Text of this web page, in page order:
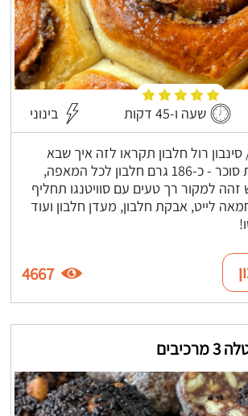
שעה ו-45 דקות בינוני
סינבון רול חלבון תקראו לזה איך שבא
לכם - ללא תוספת סוכר - כ-186 גרם חלבון לכל המאפה,
למקור רך טעים עם סוויטנגו תחליף
לייט, אבקת חלבון, מעדן חלבון ועוד
4667